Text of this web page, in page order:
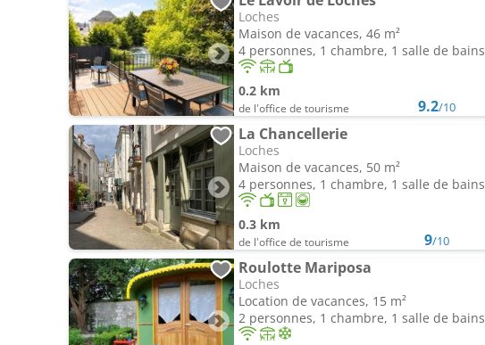
Loches
Maison de vacances, 46 m²
4 personnes, 1 chambre, 1 salle de bains
0.2 km
de l'office de tourisme 9.2/10
La Chancellerie
Loches
Maison de vacances, 50 m²
4 personnes, 1 chambre, 1 salle de bains
0.3 km
de l'office de tourisme 9/10
Roulotte Mariposa
Loches
Location de vacances, 15 m²
2 personnes, 1 chambre, 1 salle de bains